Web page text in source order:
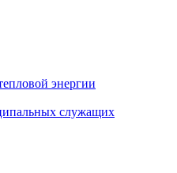
энергии
служащих